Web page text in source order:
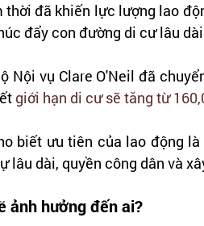
đã khiến lực lượng lao
đẩy con đường di cư lâu
Nội vụ Clare O'Neil đã
giới hạn di cư sẽ tăng từ
biết ưu tiên của lao động
lâu dài, quyền công dân và
ảnh hưởng đến ai?